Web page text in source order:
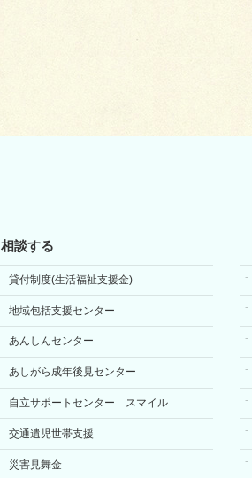
相談する
貸付制度(生活福祉支援金)
地域包括支援センター
あんしんセンター
あしがら成年後見センター
自立サポートセンター スマイル
交通遺児世帯支援
災害見舞金